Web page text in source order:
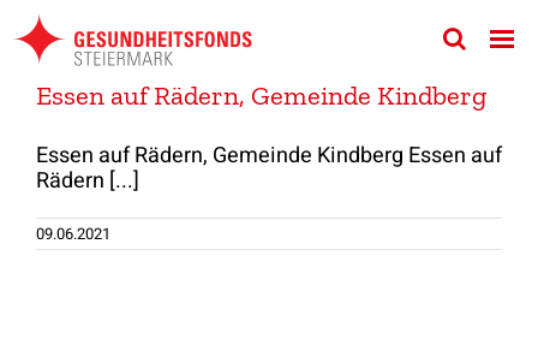
Zum
Inhalt
springen
Essen auf Rädern, Gemeinde Kindberg
Essen auf Rädern, Gemeinde Kindberg Essen auf
Rädern [...]
09.06.2021